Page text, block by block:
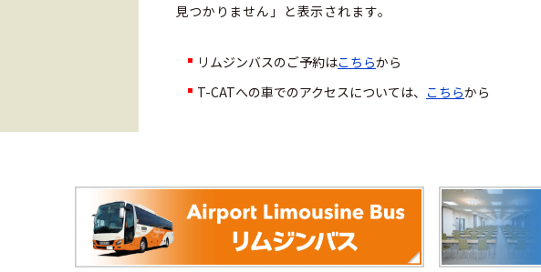
見つかりません」と表示されます。
リムジンバスのご予約はこちらから
T-CATへの車でのアクセスについては、 こちらから